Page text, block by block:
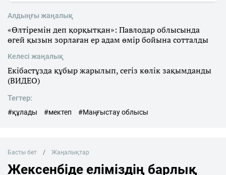
Алдыңғы жаңалық
«Өлтіремін деп қорқытқан»: Павлодар облысында
өгей қызын зорлаған ер адам өмір бойына сотталды
Келесі жаңалық
Екібастұзда құбыр жарылып, сегіз көлік зақымданды
(ВИДЕО)
Тегтер:
#құлады #мектеп #Маңғыстау облысы
Басты бет Жаңалықтар
Жексенбіде еліміздің барлық